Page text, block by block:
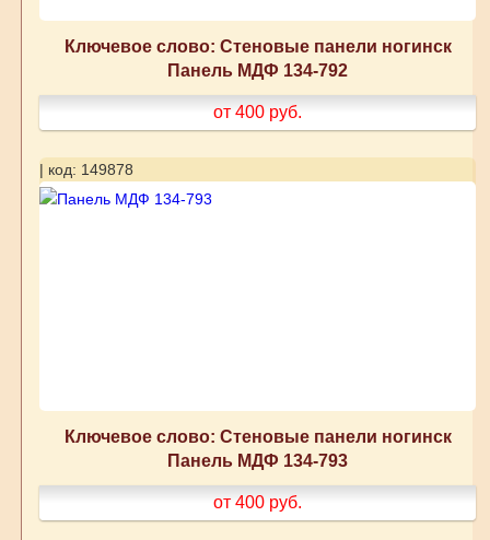
Ключевое слово: Стеновые панели ногинск
Панель МДФ 134-792
от 400 руб.
| код: 149878
Ключевое слово: Стеновые панели ногинск
Панель МДФ 134-793
от 400 руб.